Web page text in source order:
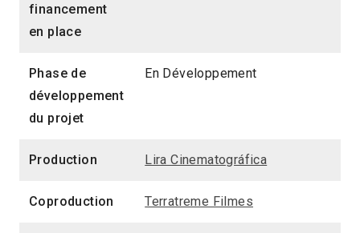
financement
en place
Phase de
développement
du projet
En Développement
Production Lira Cinematográfica
Coproduction Terratreme Filmes